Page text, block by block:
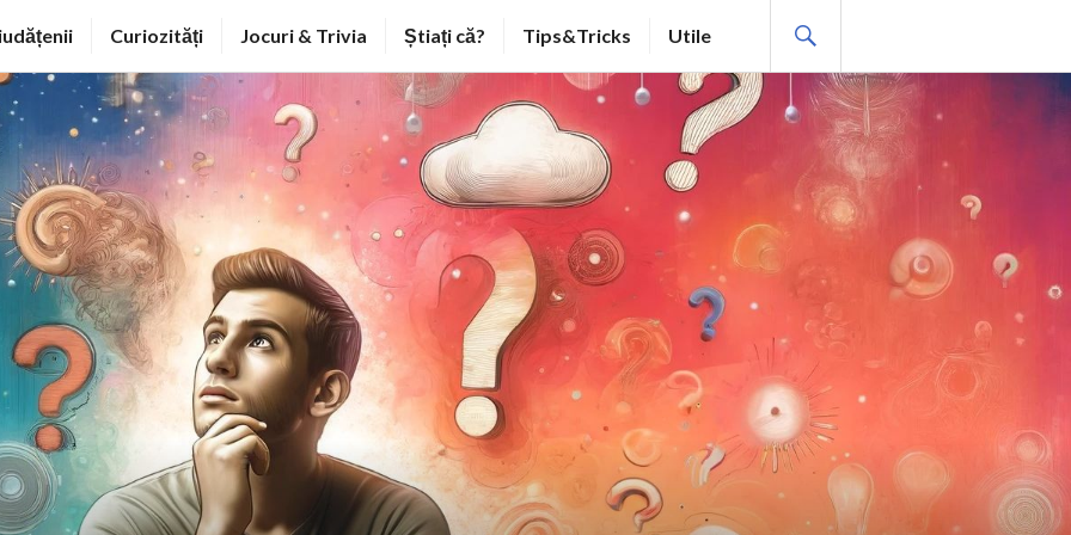
Curiozități Jocuri & Trivia Știați că? Tips&Tricks Utile